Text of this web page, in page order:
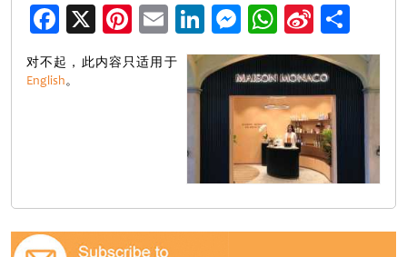
Facebook
X Pinterest
EmailLinkedIn
Messenger
WhatsApp
Sina
Weibo
享
对不起，此内容只适用于
English。